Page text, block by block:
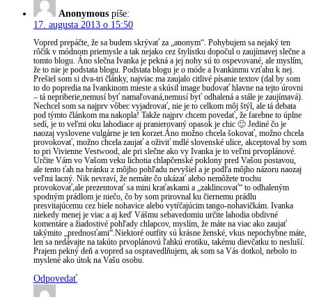
Anonymous píše:
17. augusta 2013 o 15:50
Vopred prepáčte, že sa budem skrývať za „anonym“. Pohybujem sa nejaký ten
rôčik v módnom priemysle a tak nejako cez štylistku dopočul o zaujímavej slečne a
tomto blogu. Áno slečna Ivanka je pekná a jej nohy sú to ospevované, ale myslím,
že to nie je podstata blogu. Podstata blogu je o móde a Ivankinmu vzťahu k nej.
Prešiel som si dva-tri články, najviac ma zaujalo citlivé písanie textov (dal by som
to do popredia na Ivankinom mieste a skúsil image budovať hlavne na tejto úrovni
– tá nepriberie,nemusí byť namaľovaná,nemusí byť odhalená a stále je zaujímavá).
Nechcel som sa najprv vôbec vyjadrovať, nie je to celkom môj štýl, ale tá debata
pod týmto článkom ma nakopla! Takže najprv chcem povedať, že farebne to úplne
sedí, je to veľmi oku lahodiace aj pranierovaný opasok je chic 🙂 Jediné čo je
naozaj vyslovene vulgárne je ten korzet.Áno možno chcela šokovať, možno chcela
provokovať, možno chcela zaujať a oživiť mdlé slovenské ulice, akceptoval by som
to pri Vivienne Vestwood, ale pri slečne ako vy Ivanka je to veľmi prvoplánové.
Určite Vám vo Vašom veku lichotia chlapčenské poklony pred Vašou postavou,
ale tento ťah na bránku z môjho pohľadu nevyšiel a je podľa môjho názoru naozaj
veľmi lacný. Nik nevraví, že nemáte čo ukázať alebo nemôžete trochu
provokovať,ale prezentovať sa mini kraťaskami a „zaklincovať“ to odhaleným
spodným prádlom je niečo, čo by som prirovnal ku čiernemu prádlu
presvitajúcemu cez biele nohavice alebo vytŕčajúcim tango-nohavičkám. Ivanka
niekedy menej je viac a aj keď Vášmu sebavedomiu určite lahodia obdivné
komentáre a žiadostivé pohľady chlapcov, myslím, že máte na viac ako zaujať
takýmito „prednosťami“.Niektoré outfity sú krásne ženské, vkus nepochybne máte,
len sa nedávajte na takúto prvoplánovú ľahkú erotiku, takému dievčatku to nesluší.
Prajem pekný deň a vopred sa ospravedlňujem, ak som sa Vás dotkol, nebolo to
myslené ako útok na Vašu osobu.
Odpovedať